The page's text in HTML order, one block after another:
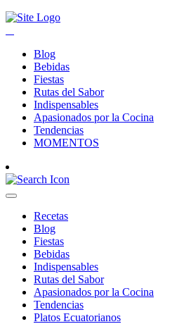
Blog
Bebidas
Fiestas
Rutas del Sabor
Indispensables
Apasionados por la Cocina
Tendencias
MOMENTOS
Recetas
Blog
Fiestas
Bebidas
Indispensables
Rutas del Sabor
Apasionados por la Cocina
Tendencias
Platos Ecuatorianos